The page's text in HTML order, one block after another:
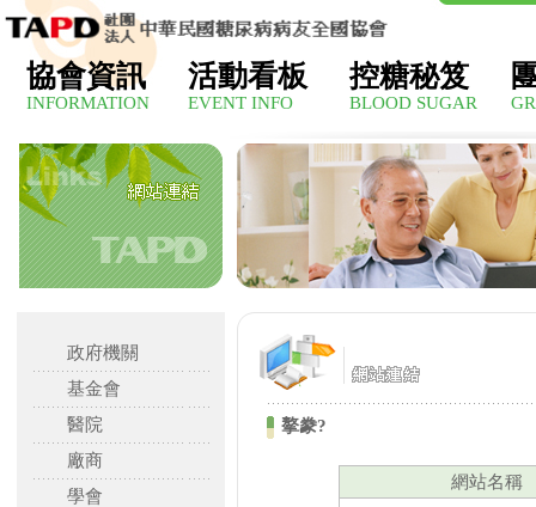
協會資訊
INFORMATION
活動看板
EVENT INFO
控糖秘笈
BLOOD SUGAR
政府機關
基金會
醫院
廠商
學會
摮豢?
網站名稱